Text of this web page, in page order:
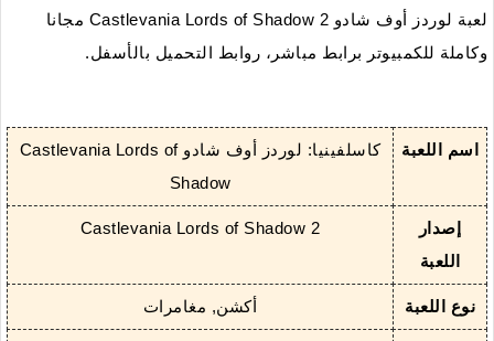
لعبة لوردز أوف شادو Castlevania Lords of Shadow 2 مجانا
وكاملة للكمبيوتر برابط مباشر، روابط التحميل بالأسفل.
اسم اللعبة
كاسلفينيا: لوردز أوف شادو Castlevania Lords of
Shadow
إصدار
اللعبة
Castlevania Lords of Shadow 2
نوع اللعبة أكشن, مغامرات